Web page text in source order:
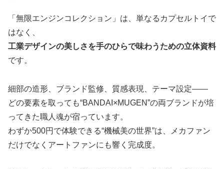
「無限エンジンコレクション」は、単なるカプセルトイで
はなく、
工業デザインの美しさを手のひらで味わうための立体資料
です。
細部の造形、ブランド監修、質感表現、テーマ設定――
どの要素を取っても“BANDAI×MUGEN”の両ブランドが培
ってきた職人魂が宿っています。
わずか500円で体験できる“機械美の世界”は、メカファン
だけでなくアートファンにも響く完成度。